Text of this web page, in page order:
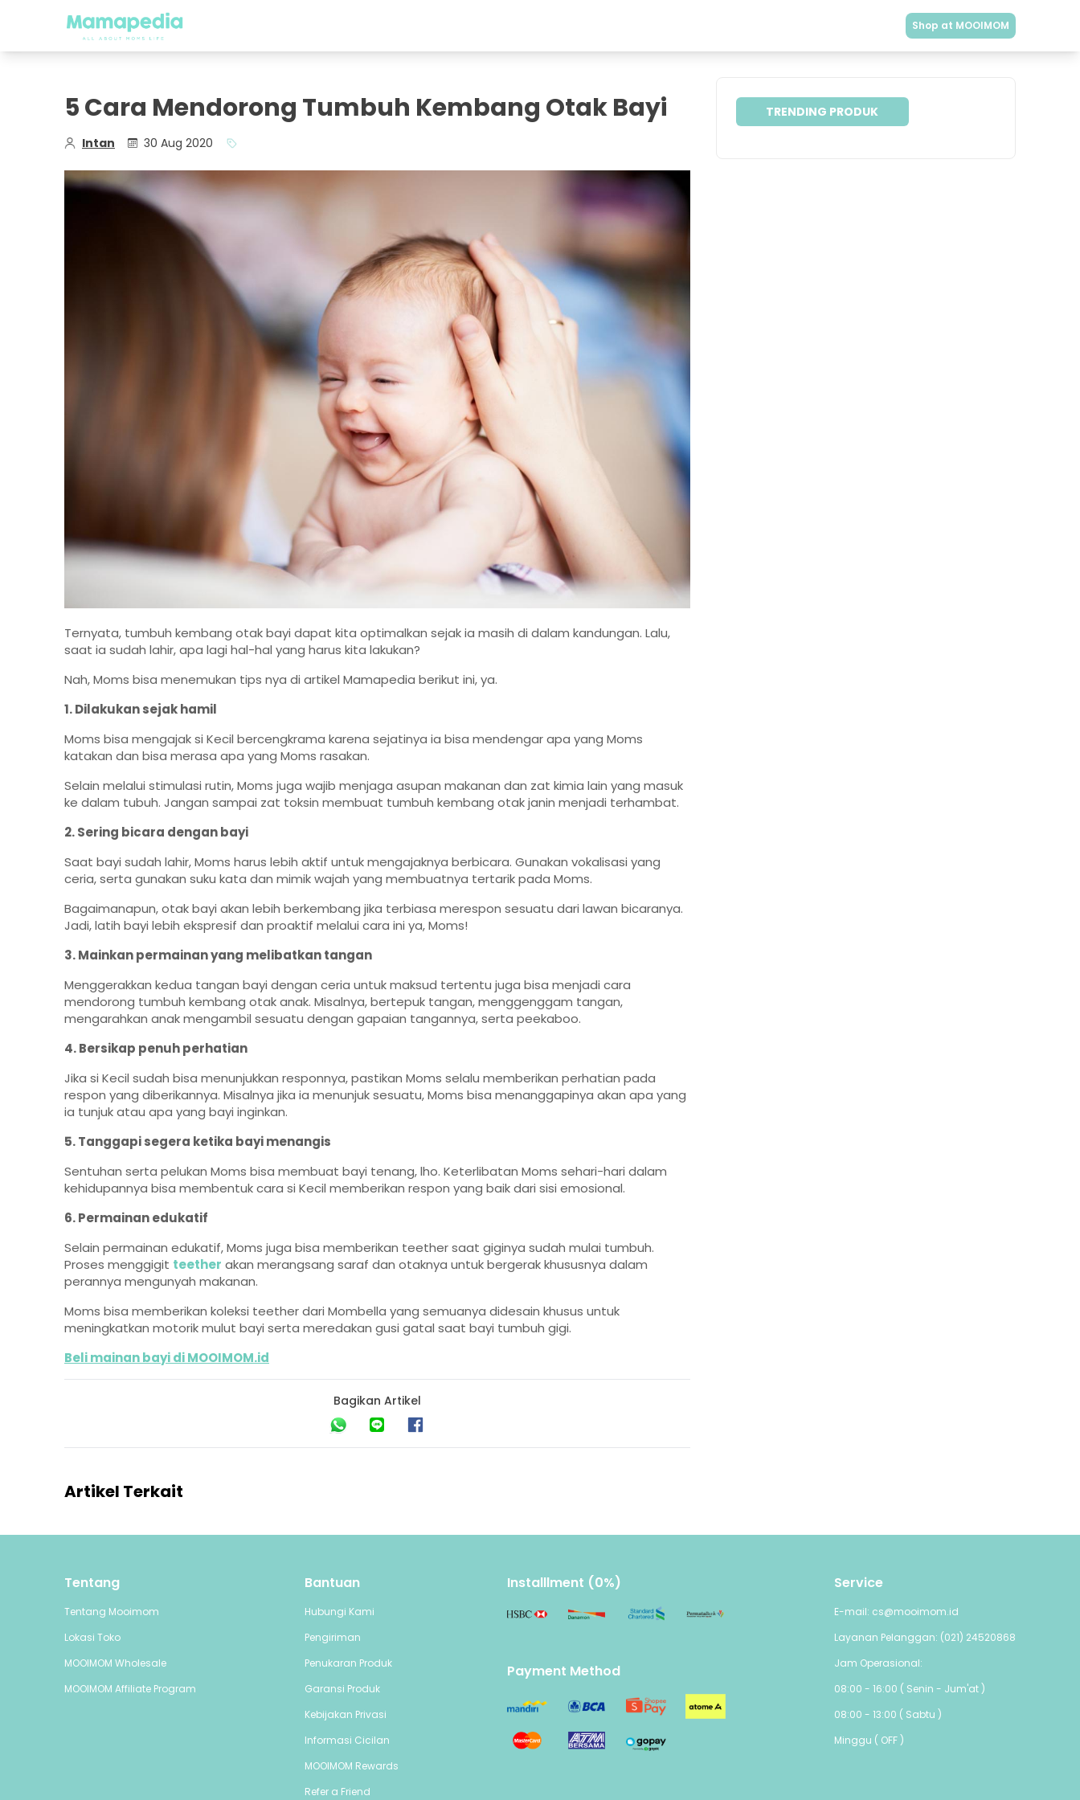
Shop at MOOIMOM
5 Cara Mendorong Tumbuh Kembang Otak Bayi
Intan 30 Aug 2020
Ternyata, tumbuh kembang otak bayi dapat kita optimalkan sejak ia masih di dalam kandungan. Lalu,
saat ia sudah lahir, apa lagi hal-hal yang harus kita lakukan?
Nah, Moms bisa menemukan tips nya di artikel Mamapedia berikut ini, ya.
1. Dilakukan sejak hamil
Moms bisa mengajak si Kecil bercengkrama karena sejatinya ia bisa mendengar apa yang Moms
katakan dan bisa merasa apa yang Moms rasakan.
Selain melalui stimulasi rutin, Moms juga wajib menjaga asupan makanan dan zat kimia lain yang masuk
ke dalam tubuh. Jangan sampai zat toksin membuat tumbuh kembang otak janin menjadi terhambat.
2. Sering bicara dengan bayi
Saat bayi sudah lahir, Moms harus lebih aktif untuk mengajaknya berbicara. Gunakan vokalisasi yang
ceria, serta gunakan suku kata dan mimik wajah yang membuatnya tertarik pada Moms.
Bagaimanapun, otak bayi akan lebih berkembang jika terbiasa merespon sesuatu dari lawan bicaranya.
Jadi, latih bayi lebih ekspresif dan proaktif melalui cara ini ya, Moms!
3. Mainkan permainan yang melibatkan tangan
Menggerakkan kedua tangan bayi dengan ceria untuk maksud tertentu juga bisa menjadi cara
mendorong tumbuh kembang otak anak. Misalnya, bertepuk tangan, menggenggam tangan,
mengarahkan anak mengambil sesuatu dengan gapaian tangannya, serta peekaboo.
4. Bersikap penuh perhatian
Jika si Kecil sudah bisa menunjukkan responnya, pastikan Moms selalu memberikan perhatian pada
respon yang diberikannya. Misalnya jika ia menunjuk sesuatu, Moms bisa menanggapinya akan apa yang
ia tunjuk atau apa yang bayi inginkan.
5. Tanggapi segera ketika bayi menangis
Sentuhan serta pelukan Moms bisa membuat bayi tenang, lho. Keterlibatan Moms sehari-hari dalam
kehidupannya bisa membentuk cara si Kecil memberikan respon yang baik dari sisi emosional.
6. Permainan edukatif
Selain permainan edukatif, Moms juga bisa memberikan teether saat giginya sudah mulai tumbuh.
Proses menggigit teether akan merangsang saraf dan otaknya untuk bergerak khususnya dalam
perannya mengunyah makanan.
Moms bisa memberikan koleksi teether dari Mombella yang semuanya didesain khusus untuk
meningkatkan motorik mulut bayi serta meredakan gusi gatal saat bayi tumbuh gigi.
Beli mainan bayi di MOOIMOM.id
Bagikan Artikel
TRENDING PRODUK
Artikel Terkait
Tentang
Tentang Mooimom
Lokasi Toko
MOOIMOM Wholesale
MOOIMOM Affiliate Program
Bantuan
Hubungi Kami
Pengiriman
Penukaran Produk
Garansi Produk
Kebijakan Privasi
Informasi Cicilan
MOOIMOM Rewards
Refer a Friend
Installlment (0%)
Payment Method
Service
E-mail: cs@mooimom.id
Layanan Pelanggan: (021) 24520868
Jam Operasional:
08:00 - 16:00 ( Senin - Jum'at )
08:00 - 13:00 ( Sabtu )
Minggu ( OFF )